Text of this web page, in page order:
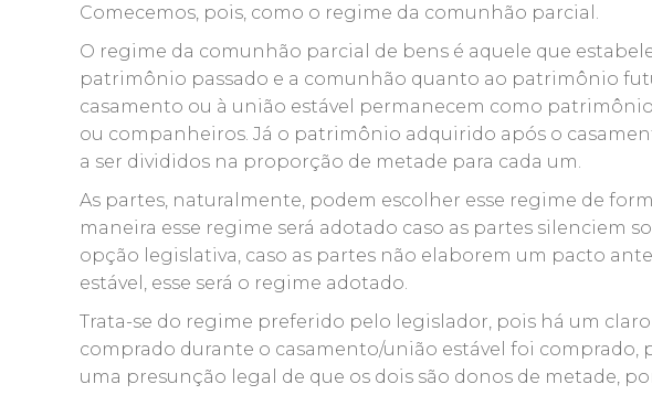
Comecemos, pois, como o regime da comunhão parcial.
O regime da comunhão parcial de bens é aquele que
patrimônio passado e a comunhão quanto ao patrimônio
casamento ou à união estável permanecem como
ou companheiros. Já o patrimônio adquirido após o
a ser divididos na proporção de metade para cada um.
As partes, naturalmente, podem escolher esse regime de
maneira esse regime será adotado caso as partes silenciem
opção legislativa, caso as partes não elaborem um pacto
estável, esse será o regime adotado.
Trata-se do regime preferido pelo legislador, pois há um
comprado durante o casamento/união estável foi comprado,
uma presunção legal de que os dois são donos de metade,